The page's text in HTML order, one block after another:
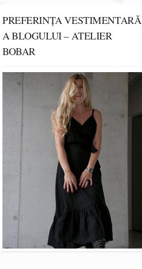
PREFERINȚA VESTIMENTARĂ
A BLOGULUI – ATELIER
BOBAR